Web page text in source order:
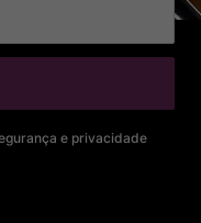
e privacidade